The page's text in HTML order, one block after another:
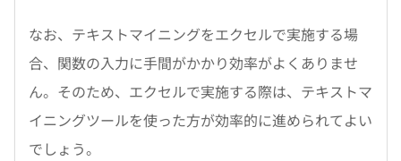
なお、テキストマイニングをエクセルで実施する場
合、関数の入力に手間がかかり効率がよくありませ
ん。そのため、エクセルで実施する際は、テキストマ
イニングツールを使った方が効率的に進められてよい
でしょう。